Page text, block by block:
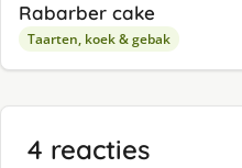
Rabarber cake
Taarten, koek & gebak
4 reacties